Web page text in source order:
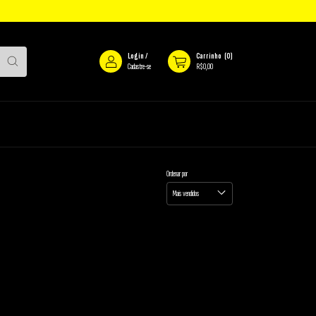
Login /
Cadastre-se
Carrinho (0)
R$0,00
Ordenar por